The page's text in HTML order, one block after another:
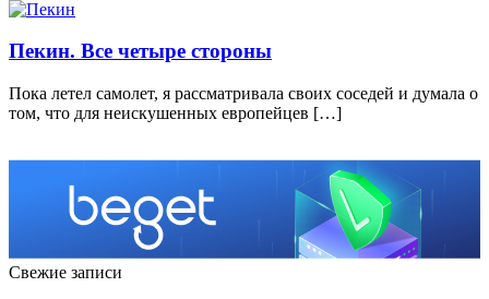
Пекин. Все четыре стороны
Пока летел самолет, я рассматривала своих соседей и думала о
том, что для неискушенных европейцев […]
Свежие записи